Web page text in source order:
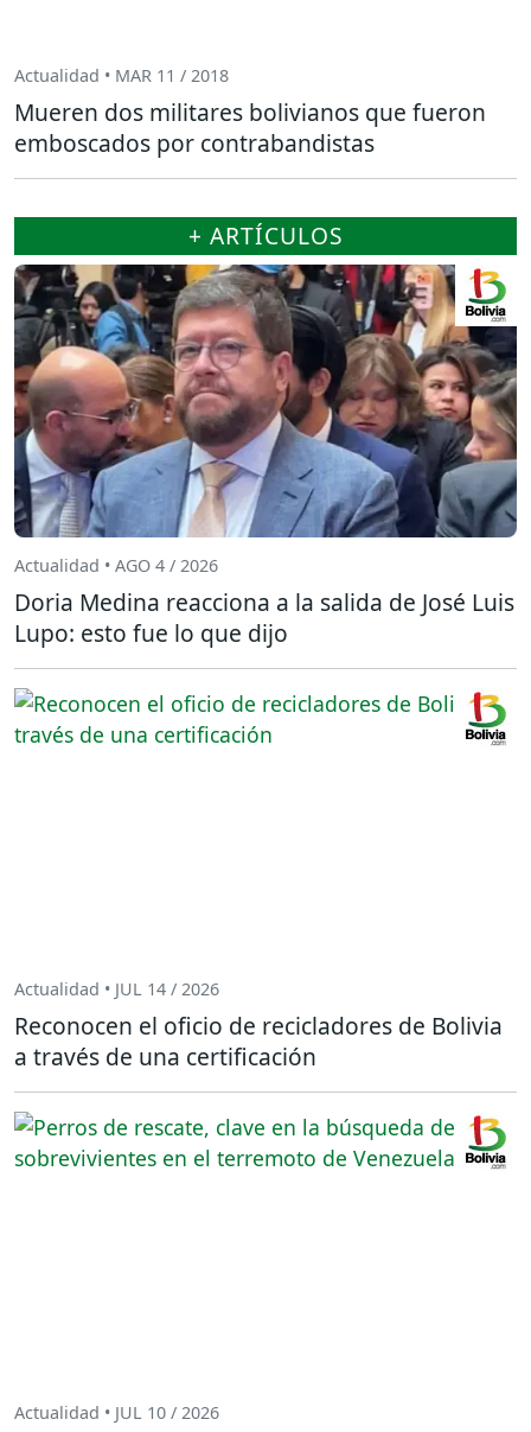
Actualidad • MAR 11 / 2018
Mueren dos militares bolivianos que fueron
emboscados por contrabandistas
+ ARTÍCULOS
Actualidad • AGO 4 / 2026
Doria Medina reacciona a la salida de José Luis
Lupo: esto fue lo que dijo
Actualidad • JUL 14 / 2026
Reconocen el oficio de recicladores de Bolivia
a través de una certificación
Actualidad • JUL 10 / 2026